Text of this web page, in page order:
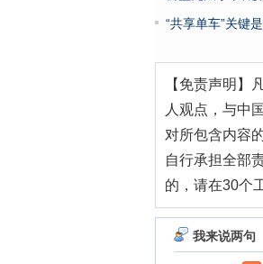
“共享单车”关键
【免责声明】
人观点，与中
对所包含内容
自行承担全部
的，请在30个